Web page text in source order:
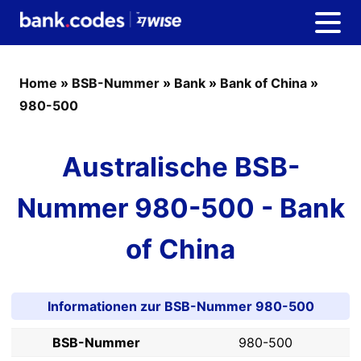
Home » BSB-Nummer » Bank » Bank of China »
980-500
Australische BSB-
Nummer 980-500 - Bank
of China
Informationen zur BSB-Nummer 980-500
BSB-Nummer 980-500